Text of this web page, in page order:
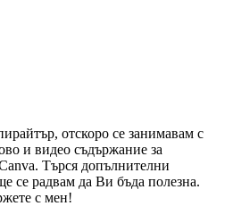
отскоро се занимавам с
и видео съдържание за
Търся допълнителни
се радвам да Ви бъда полезна.
с мен!